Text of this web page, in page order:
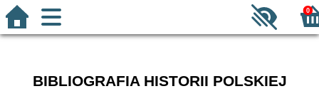
0
BIBLIOGRAFIA HISTORII POLSKIEJ